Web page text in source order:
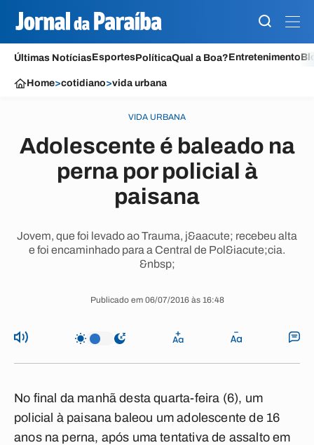
Últimas NotíciasEsportesPolíticaQual a Boa?Entretenimento
Home>cotidiano>vida urbana
VIDA URBANA
Adolescente é baleado na
perna por policial à
paisana
Jovem, que foi levado ao Trauma, j&aacute; recebeu alta
e foi encaminhado para a Central de Pol&iacute;cia.
&nbsp;
Publicado em 06/07/2016 às 16:48
No final da manhã desta quarta-feira (6), um
policial à paisana baleou um adolescente de 16
anos na perna, após uma tentativa de assalto em